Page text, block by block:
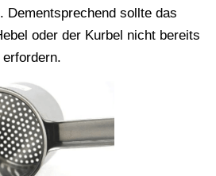
Dementsprechend sollte das
oder der Kurbel nicht bereits